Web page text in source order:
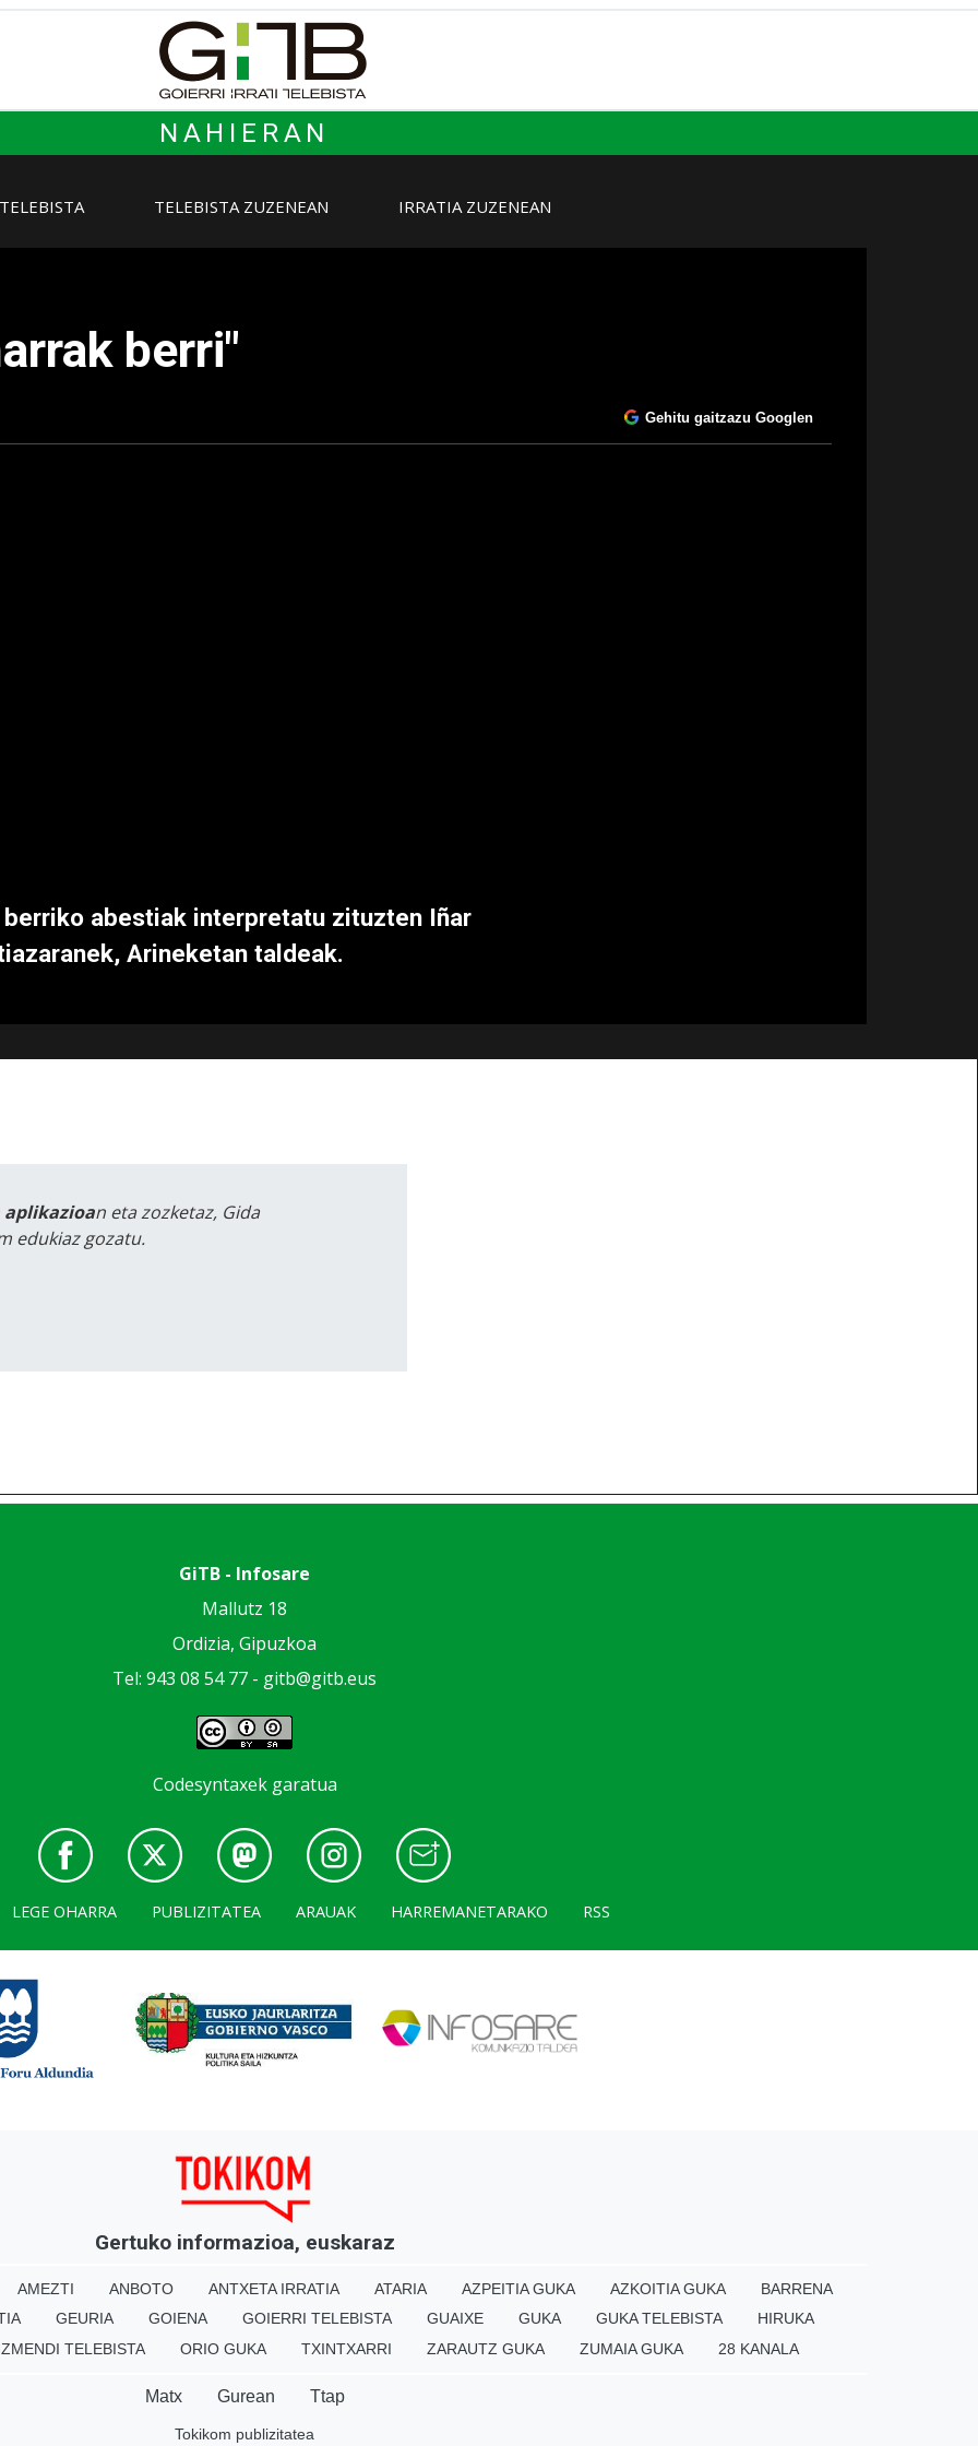
NAHIERAN
TELEBISTA ZUZENEAN IRRATIA ZUZENEAN
berri"
Gehitu gaitzazu Googlen
abestiak interpretatu zituzten Iñar
Arineketan taldeak.
aplikazioan eta zozketaz, Gida
edukiaz gozatu.
GiTB - Infosare
Mallutz 18
Ordizia, Gipuzkoa
Tel: 943 08 54 77 - gitb@gitb.eus
Codesyntaxek garatua
LEGE OHARRA PUBLIZITATEA ARAUAK HARREMANETARAKO RSS
Gertuko informazioa, euskaraz
AMEZTI ANBOTO ANTXETA IRRATIA ATARIA AZPEITIA GUKA AZKOITIA GUKA
BARRENA
GEURIA GOIENA GOIERRI TELEBISTA GUAIXE GUKA GUKA TELEBISTA
HIRUKA
TELEBISTA ORIO GUKA TXINTXARRI ZARAUTZ GUKA ZUMAIA GUKA 28 KANALA
Matx Gurean Ttap
Tokikom publizitatea